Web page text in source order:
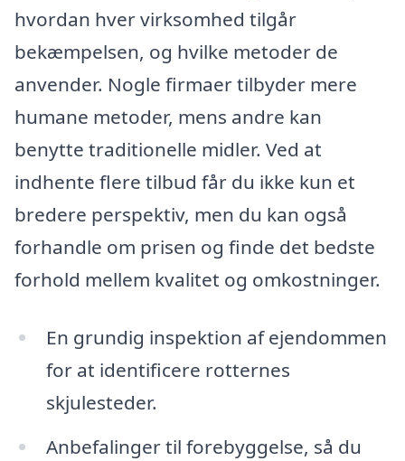
hvordan hver virksomhed tilgår
bekæmpelsen, og hvilke metoder de
anvender. Nogle firmaer tilbyder mere
humane metoder, mens andre kan
benytte traditionelle midler. Ved at
indhente flere tilbud får du ikke kun et
bredere perspektiv, men du kan også
forhandle om prisen og finde det bedste
forhold mellem kvalitet og omkostninger.
En grundig inspektion af ejendommen
for at identificere rotternes
skjulesteder.
Anbefalinger til forebyggelse, så du